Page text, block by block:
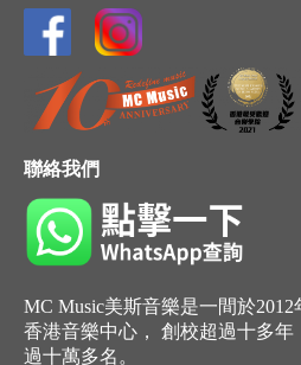
聯絡我們
MC Music美斯音樂是一間於
香港音樂中心， 創校超過十多年
過十萬多名。